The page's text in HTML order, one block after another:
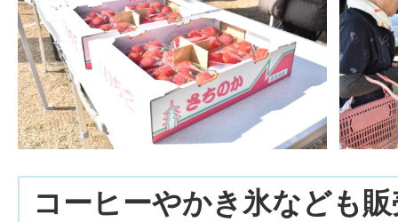
コーヒーやかき氷なども